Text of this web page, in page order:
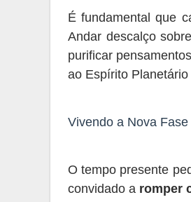
É fundamental que
Andar descalço
purificar
ao Espírito
Vivendo a Nova Fase
O tempo presente
convidado a romper